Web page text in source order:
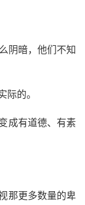
阴暗，他们不知
的。
成有道德、有素
那更多数量的卑